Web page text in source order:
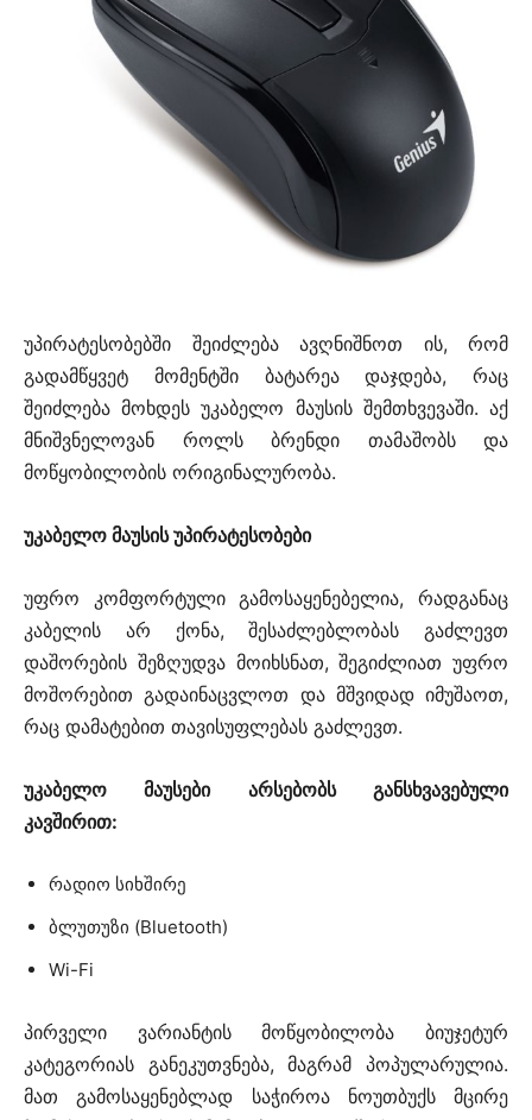
უპირატესობებში შეიძლება ავღნიშნოთ ის, რომ
გადამწყვეტ მომენტში ბატარეა დაჯდება, რაც
შეიძლება მოხდეს უკაბელო მაუსის შემთხვევაში. აქ
მნიშვნელოვან როლს ბრენდი თამაშობს და
მოწყობილობის ორიგინალურობა.
უკაბელო მაუსის უპირატესობები
უფრო კომფორტული გამოსაყენებელია, რადგანაც
კაბელის არ ქონა, შესაძლებლობას გაძლევთ
დაშორების შეზღუდვა მოიხსნათ, შეგიძლიათ უფრო
მოშორებით გადაინაცვლოთ და მშვიდად იმუშაოთ,
რაც დამატებით თავისუფლებას გაძლევთ.
უკაბელო მაუსები არსებობს განსხვავებული
კავშირით:
რადიო სიხშირე
ბლუთუზი (Bluetooth)
Wi-Fi
პირველი ვარიანტის მოწყობილობა ბიუჯეტურ
კატეგორიას განეკუთვნება, მაგრამ პოპულარულია.
მათ გამოსაყენებლად საჭიროა ნოუთბუქს მცირე